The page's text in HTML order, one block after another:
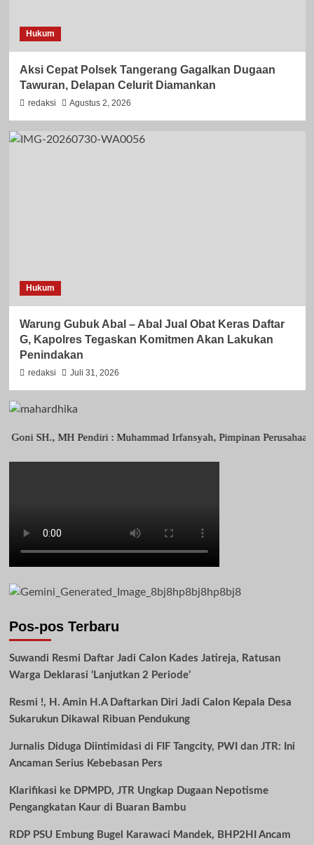
Hukum
Aksi Cepat Polsek Tangerang Gagalkan Dugaan
Tawuran, Delapan Celurit Diamankan
redaksi Agustus 2, 2026
Hukum
Warung Gubuk Abal – Abal Jual Obat Keras Daftar
G, Kapolres Tegaskan Komitmen Akan Lakukan
Penindakan
redaksi Juli 31, 2026
SH., MH Pendiri : Muhammad Irfansyah, Pimpinan Perusahaan :
Pos-pos Terbaru
Suwandi Resmi Daftar Jadi Calon Kades Jatireja, Ratusan
Warga Deklarasi ‘Lanjutkan 2 Periode’
Resmi !, H. Amin H.A Daftarkan Diri Jadi Calon Kepala Desa
Sukarukun Dikawal Ribuan Pendukung
Jurnalis Diduga Diintimidasi di FIF Tangcity, PWI dan JTR: Ini
Ancaman Serius Kebebasan Pers
Klarifikasi ke DPMPD, JTR Ungkap Dugaan Nepotisme
Pengangkatan Kaur di Buaran Bambu
RDP PSU Embung Bugel Karawaci Mandek, BHP2HI Ancam